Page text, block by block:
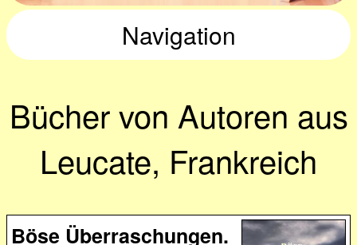
Navigation
Bücher von Autoren aus
Leucate, Frankreich
Böse Überraschungen.